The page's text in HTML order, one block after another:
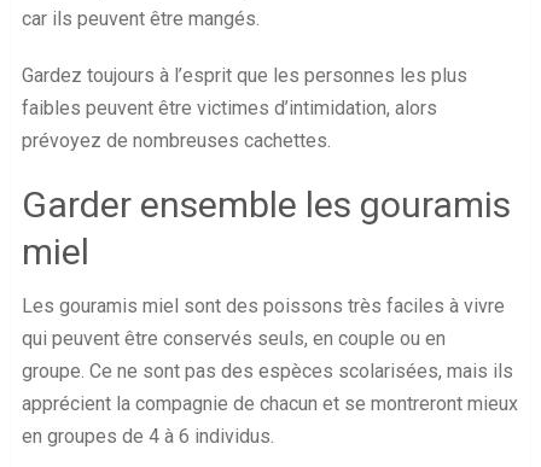
car ils peuvent être mangés.
Gardez toujours à l’esprit que les personnes les plus
faibles peuvent être victimes d’intimidation, alors
prévoyez de nombreuses cachettes.
Garder ensemble les gouramis
miel
Les gouramis miel sont des poissons très faciles à vivre
qui peuvent être conservés seuls, en couple ou en
groupe. Ce ne sont pas des espèces scolarisées, mais ils
apprécient la compagnie de chacun et se montreront mieux
en groupes de 4 à 6 individus.